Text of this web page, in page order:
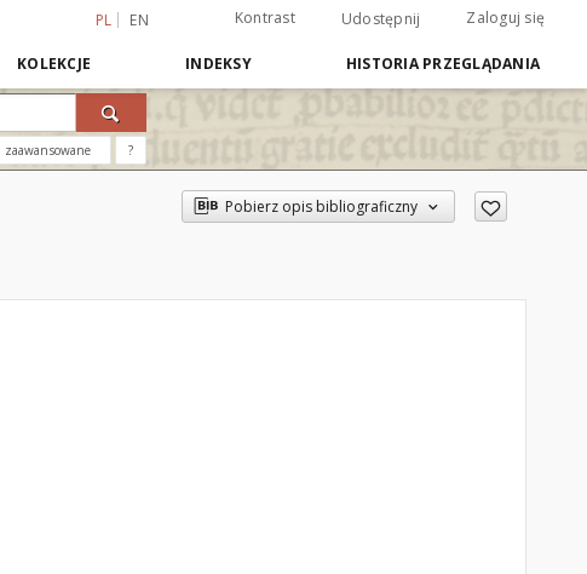
PL EN Kontrast Udostępnij Zaloguj się
KOLEKCJE INDEKSY HISTORIA PRZEGLĄDANIA
?
Pobierz opis bibliograficzny